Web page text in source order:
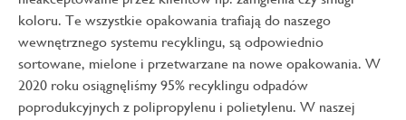
koloru. Te wszystkie opakowania trafiają do naszego
wewnętrznego systemu recyklingu, są odpowiednio
sortowane, mielone i przetwarzane na nowe opakowania. W
2020 roku osiągnęliśmy 95% recyklingu odpadów
poprodukcyjnych z polipropylenu i polietylenu. W naszej